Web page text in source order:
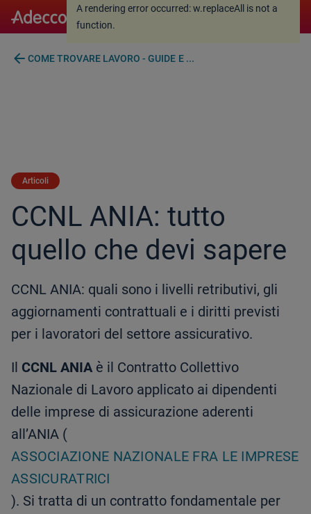
A rendering error occurred:
function.
A rendering error occurred:w.replaceAll is not a
function.
arrow_back COME TROVARE LAVORO - GUIDE E ...
Articoli
CCNL ANIA: tutto
quello che devi sapere
CCNL ANIA: quali sono i livelli retributivi, gli
aggiornamenti contrattuali e i diritti previsti
per i lavoratori del settore assicurativo.
Il CCNL ANIAè il Contratto Collettivo
Nazionale di Lavoro applicato ai dipendenti
delle imprese di assicurazione aderenti
all’ANIA (
ASSOCIAZIONE NAZIONALE FRA LE IMPRESE
ASSICURATRICI
). Si tratta di un contratto fondamentale per